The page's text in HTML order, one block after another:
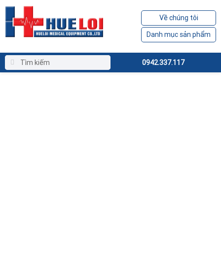
Về chúng tôi
Danh mục sản phẩm
0942.337.117